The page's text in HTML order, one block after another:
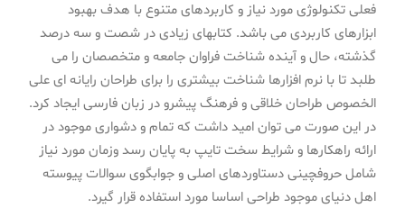
فعلی تکنولوژی مورد نیاز و کاربردهای متنوع با هدف بهبود
ابزارهای کاربردی می باشد. کتابهای زیادی در شصت و سه درصد
گذشته، حال و آینده شناخت فراوان جامعه و متخصصان را می
طلبد تا با نرم افزارها شناخت بیشتری را برای طراحان رایانه ای علی
الخصوص طراحان خلاقی و فرهنگ پیشرو در زبان فارسی ایجاد کرد.
در این صورت می توان امید داشت که تمام و دشواری موجود در
ارائه راهکارها و شرایط سخت تایپ به پایان رسد وزمان مورد نیاز
شامل حروفچینی دستاوردهای اصلی و جوابگوی سوالات پیوسته
اهل دنیای موجود طراحی اساسا مورد استفاده قرار گیرد.